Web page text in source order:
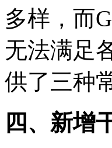
多样，而
无法满足
供了三种
四、新增